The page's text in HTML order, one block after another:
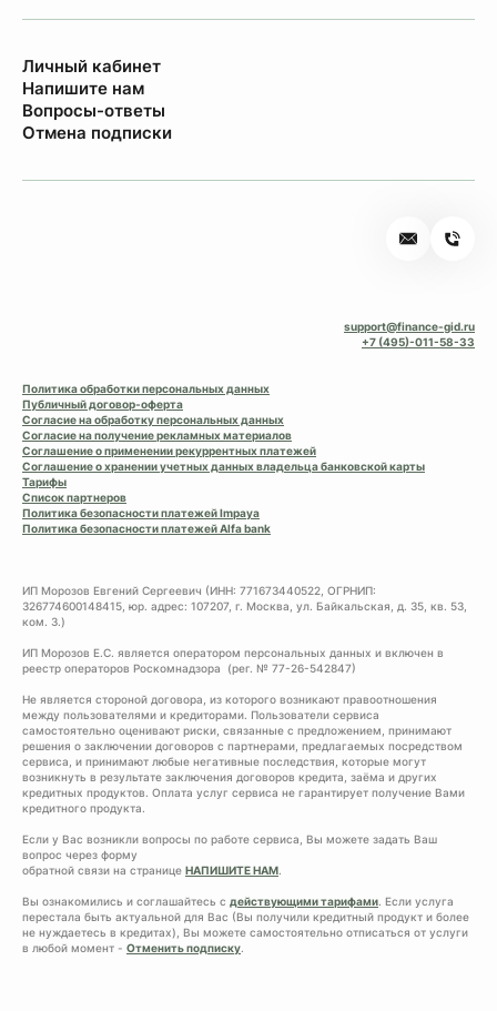
Личный кабинет
Напишите нам
Вопросы-ответы
Отмена подписки
support@finance-gid.ru
+7 (495)-011-58-33
Политика обработки персональных данных
Публичный договор-оферта
Согласие на обработку персональных данных
Согласие на получение рекламных материалов
Соглашение о применении рекуррентных платежей
Соглашение о хранении учетных данных владельца банковской карты
Тарифы
Список партнеров
Политика безопасности платежей Impaya
Политика безопасности платежей Alfa bank
ИП Морозов Евгений Сергеевич (ИНН: 771673440522, ОГРНИП:
326774600148415, юр. адрес: 107207, г. Москва, ул. Байкальская, д. 35, кв. 53,
ком. 3.)
ИП Морозов Е.С. является оператором персональных данных и включен в
реестр операторов Роскомнадзора (рег. № 77-26-542847)
Не является стороной договора, из которого возникают правоотношения
между пользователями и кредиторами. Пользователи сервиса
самостоятельно оценивают риски, связанные с предложением, принимают
решения о заключении договоров с партнерами, предлагаемых посредством
сервиса, и принимают любые негативные последствия, которые могут
возникнуть в результате заключения договоров кредита, заёма и других
кредитных продуктов. Оплата услуг сервиса не гарантирует получение Вами
кредитного продукта.
Если у Вас возникли вопросы по работе сервиса, Вы можете задать Ваш
вопрос через форму
обратной связи на странице НАПИШИТЕ НАМ.
Вы ознакомились и соглашайтесь с действующими тарифами. Если услуга
перестала быть актуальной для Вас (Вы получили кредитный продукт и более
не нуждаетесь в кредитах), Вы можете самостоятельно отписаться от услуги
в любой момент - Отменить подписку.